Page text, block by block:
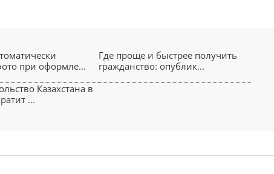
при оформле...
Где проще и быстрее получить
гражданство: опублик...
Казахстана в
...